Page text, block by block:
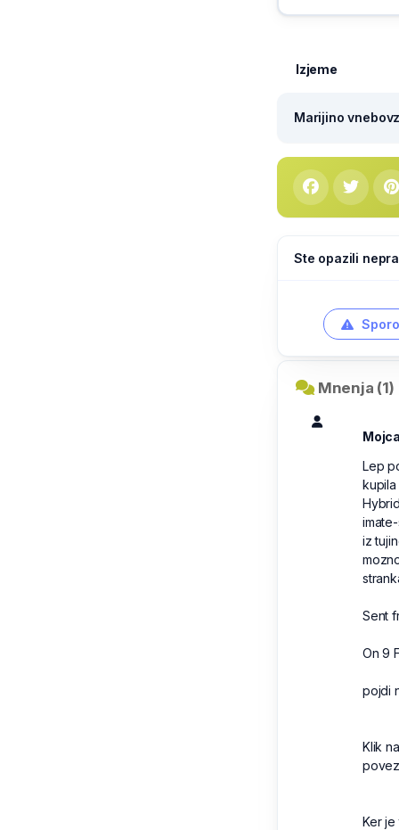
Izjeme
Marijino
Ste opazili
Mnenja (1)
Lep
iz
Sent
On 9
pojdi
Klik
Ker